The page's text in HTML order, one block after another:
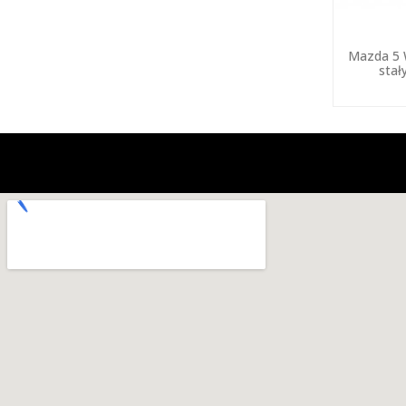
Mazda 5